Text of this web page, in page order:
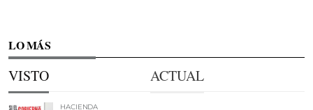
LO MÁS
VISTO ACTUAL
HACIENDA